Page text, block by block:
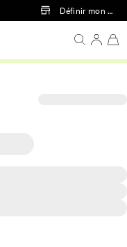
au contenu principal
Définir mon